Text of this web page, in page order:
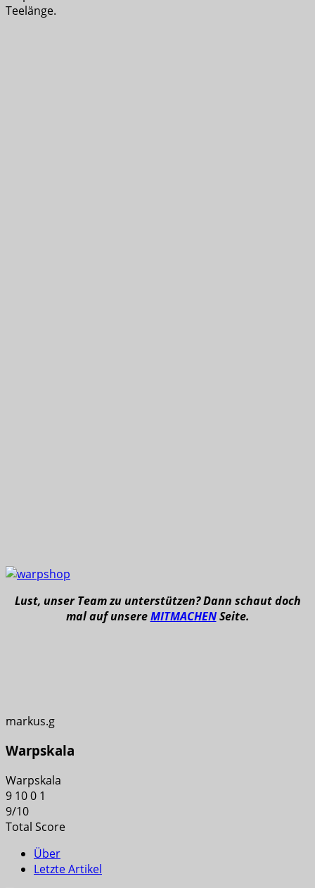
Teelänge.
Lust, unser Team zu unterstützen? Dann schaut doch
mal auf unsereMITMACHENSeite.
markus.g
Warpskala
Warpskala
9 100 1
9/10
Total Score
Über
Letzte Artikel